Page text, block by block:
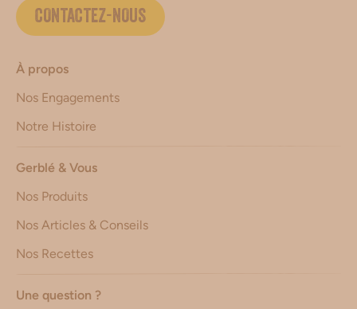
CONTACTEZ-NOUS
À propos
Nos Engagements
Notre Histoire
Gerblé & Vous
Nos Produits
Nos Articles & Conseils
Nos Recettes
Une question ?